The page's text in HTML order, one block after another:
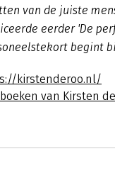
van de juiste
eerder 'De
begint
kirstenderoo.nl/
van Kirsten